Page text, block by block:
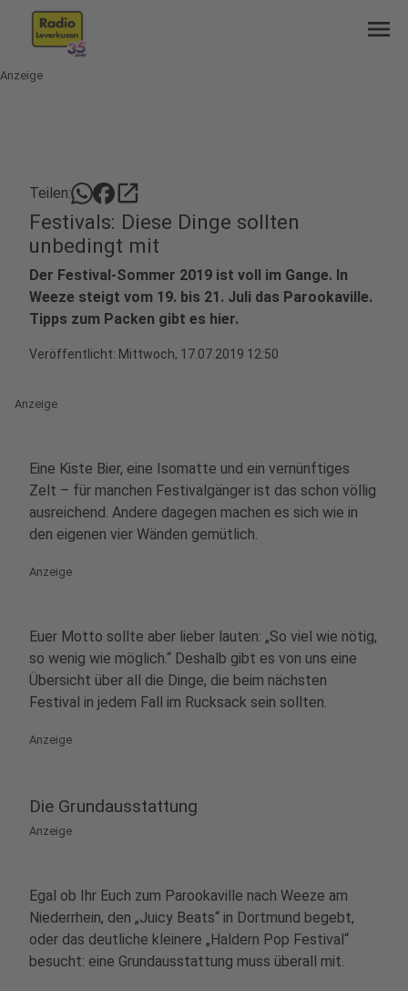
menu
Anzeige
Teilen: open_in_new
Festivals: Diese Dinge sollten
unbedingt mit
Der Festival-Sommer 2019 ist voll im Gange. In
Weeze steigt vom 19. bis 21. Juli das Parookaville.
Tipps zum Packen gibt es hier.
Veröffentlicht: Mittwoch, 17.07.2019 12:50
Anzeige
Eine Kiste Bier, eine Isomatte und ein vernünftiges
Zelt – für manchen Festivalgänger ist das schon völlig
ausreichend. Andere dagegen machen es sich wie in
den eigenen vier Wänden gemütlich.
Anzeige
Euer Motto sollte aber lieber lauten: „So viel wie nötig,
so wenig wie möglich.“ Deshalb gibt es von uns eine
Übersicht über all die Dinge, die beim nächsten
Festival in jedem Fall im Rucksack sein sollten.
Anzeige
Die Grundausstattung
Anzeige
Egal ob Ihr Euch zum Parookaville nach Weeze am
Niederrhein, den „Juicy Beats“ in Dortmund begebt,
oder das deutliche kleinere „Haldern Pop Festival“
besucht: eine Grundausstattung muss überall mit.